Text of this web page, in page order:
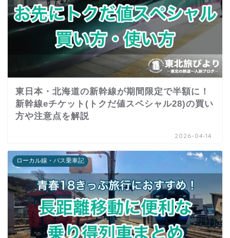
東日本・北海道の新幹線が期間限定で半額に！
新幹線eチケット(トクだ値スペシャル28)の買い
方や注意点を解説
2026-04-14
ローカル線・バス乗車記